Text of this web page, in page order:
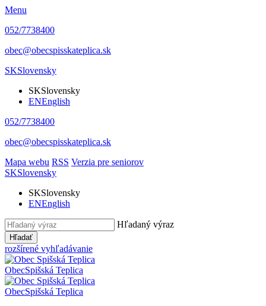
Menu
052/7738400
obec@obecspisskateplica.sk
SKSlovensky
SKSlovensky
ENEnglish
052/7738400
obec@obecspisskateplica.sk
Mapa webu RSS Verzia pre seniorov
SKSlovensky
SKSlovensky
ENEnglish
Hľadaný výraz
Hľadať
rozšírené vyhľadávanie
ObecSpišská Teplica
ObecSpišská Teplica